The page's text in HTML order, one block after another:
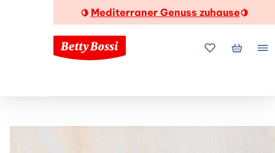
🍋 Mediterraner Genuss zuhause🍋
MeineMein